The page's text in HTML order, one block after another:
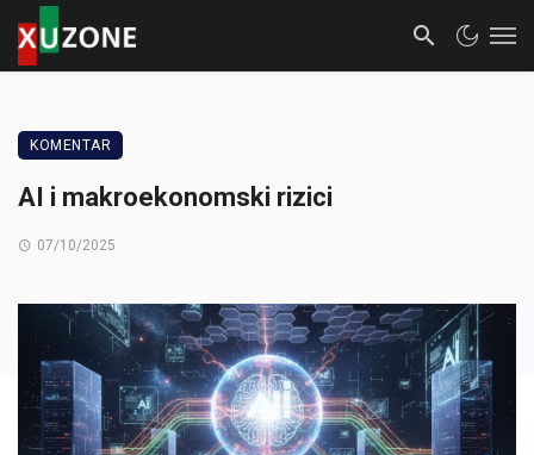
KOMENTAR
AI i makroekonomski rizici
07/10/2025